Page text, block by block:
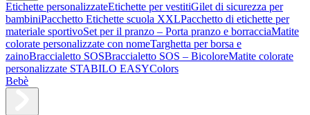
Etichette personalizzateEtichette per vestitiGilet di sicurezza per
bambiniPacchetto Etichette scuola XXLPacchetto di etichette per
materiale sportivoSet per il pranzo – Porta pranzo e borracciaMatite
colorate personalizzate con nomeTarghetta per borsa e
zainoBraccialetto SOSBraccialetto SOS – BicoloreMatite colorate
personalizzate STABILO EASYColors
Bebè